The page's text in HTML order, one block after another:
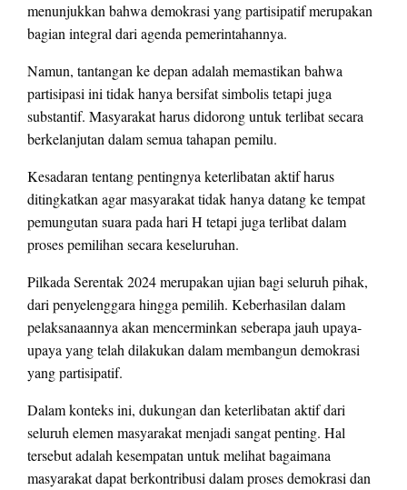
menunjukkan bahwa demokrasi yang partisipatif merupakan
bagian integral dari agenda pemerintahannya.
Namun, tantangan ke depan adalah memastikan bahwa
partisipasi ini tidak hanya bersifat simbolis tetapi juga
substantif. Masyarakat harus didorong untuk terlibat secara
berkelanjutan dalam semua tahapan pemilu.
Kesadaran tentang pentingnya keterlibatan aktif harus
ditingkatkan agar masyarakat tidak hanya datang ke tempat
pemungutan suara pada hari H tetapi juga terlibat dalam
proses pemilihan secara keseluruhan.
Pilkada Serentak 2024 merupakan ujian bagi seluruh pihak,
dari penyelenggara hingga pemilih. Keberhasilan dalam
pelaksanaannya akan mencerminkan seberapa jauh upaya-
upaya yang telah dilakukan dalam membangun demokrasi
yang partisipatif.
Dalam konteks ini, dukungan dan keterlibatan aktif dari
seluruh elemen masyarakat menjadi sangat penting. Hal
tersebut adalah kesempatan untuk melihat bagaimana
masyarakat dapat berkontribusi dalam proses demokrasi dan